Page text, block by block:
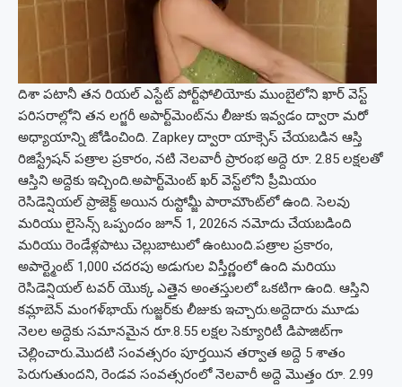
దిశా పటానీ తన రియల్ ఎస్టేట్ పోర్ట్‌ఫోలియోకు ముంబైలోని ఖార్ వెస్ట్
పరిసరాల్లోని తన లగ్జరీ అపార్ట్‌మెంట్‌ను లీజుకు ఇవ్వడం ద్వారా మరో
అధ్యాయాన్ని జోడించింది. Zapkey ద్వారా యాక్సెస్ చేయబడిన ఆస్తి
రిజిస్ట్రేషన్ పత్రాల ప్రకారం, నటి నెలవారీ ప్రారంభ అద్దె రూ. 2.85 లక్షలతో
ఆస్తిని అద్దెకు ఇచ్చింది.అపార్ట్‌మెంట్ ఖర్ వెస్ట్‌లోని ప్రీమియం
రెసిడెన్షియల్ ప్రాజెక్ట్ అయిన రుస్టోమ్జీ పారామౌంట్‌లో ఉంది. సెలవు
మరియు లైసెన్స్ ఒప్పందం జూన్ 1, 2026న నమోదు చేయబడింది
మరియు రెండేళ్లపాటు చెల్లుబాటులో ఉంటుంది.పత్రాల ప్రకారం,
అపార్ట్మెంట్ 1,000 చదరపు అడుగుల విస్తీర్ణంలో ఉంది మరియు
రెసిడెన్షియల్ టవర్ యొక్క ఎత్తైన అంతస్తులలో ఒకటిగా ఉంది. ఆస్తిని
కమ్లాబెన్ మంగళ్‌భాయ్ గుజ్జర్‌కు లీజుకు ఇచ్చారు.అద్దెదారు మూడు
నెలల అద్దెకు సమానమైన రూ.8.55 లక్షల సెక్యూరిటీ డిపాజిట్‌గా
చెల్లించారు.మొదటి సంవత్సరం పూర్తయిన తర్వాత అద్దె 5 శాతం
పెరుగుతుందని, రెండవ సంవత్సరంలో నెలవారీ అద్దె మొత్తం రూ. 2.99